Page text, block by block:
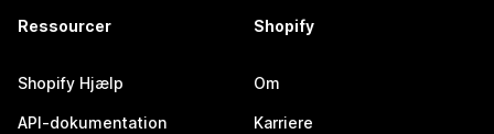
Ressourcer
Shopify Hjælp
API-dokumentation
Shopify
Om
Karriere